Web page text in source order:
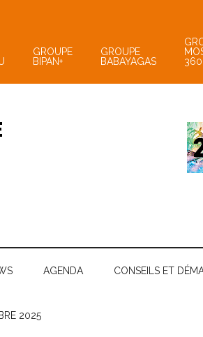
GROUPE
BIPAN+
GROUPE
BABAYAGAS
360
AGENDA CONSEILS ET
2025